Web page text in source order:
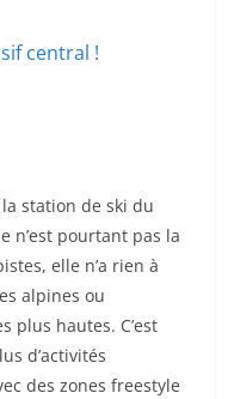
central !
station de ski du
n’est pourtant pas la
elle n’a rien à
alpines ou
plus hautes. C’est
d’activités
des zones freestyle